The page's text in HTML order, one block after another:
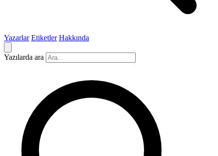
Yazarlar Etiketler Hakkında
Yazılarda ara